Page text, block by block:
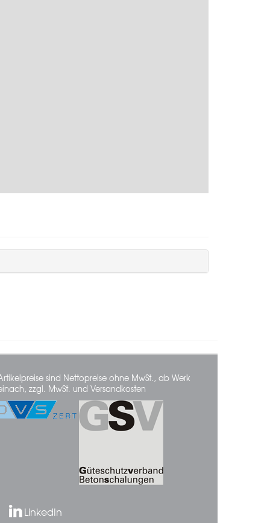
sind Nettopreise ohne MwSt., ab Werk
zzgl. MwSt. und Versandkosten
LinkedIn